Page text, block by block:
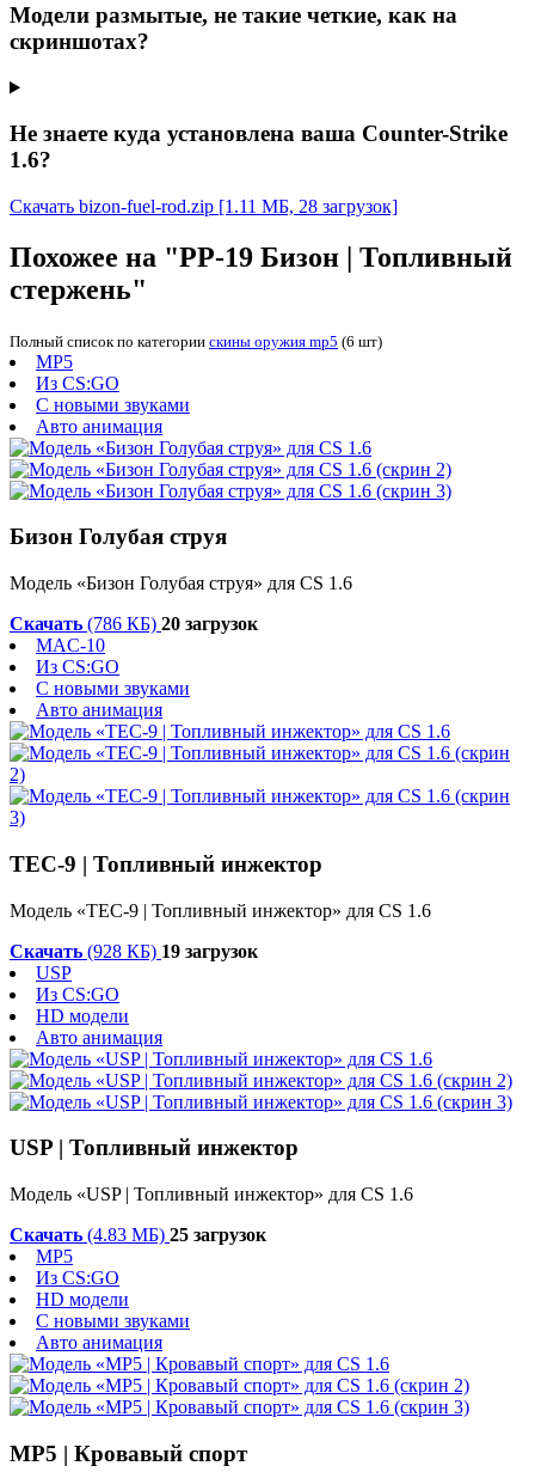
Модели размытые, не такие четкие, как на
скриншотах?
Не знаете куда установлена ваша Counter-Strike
1.6?
Скачать bizon-fuel-rod.zip [1.11 МБ, 28 загрузок]
Похожее на "PP-19 Бизон | Топливный
стержень"
Полный список по категории скины оружия mp5 (6 шт)
MP5
Из CS:GO
С новыми звуками
Авто анимация
Бизон Голубая струя
Модель «Бизон Голубая струя» для CS 1.6
Скачать (786 КБ) 20 загрузок
MAC-10
Из CS:GO
С новыми звуками
Авто анимация
TEC-9 | Топливный инжектор
Модель «TEC-9 | Топливный инжектор» для CS 1.6
Скачать (928 КБ) 19 загрузок
USP
Из CS:GO
HD модели
Авто анимация
USP | Топливный инжектор
Модель «USP | Топливный инжектор» для CS 1.6
Скачать (4.83 МБ) 25 загрузок
MP5
Из CS:GO
HD модели
С новыми звуками
Авто анимация
MP5 | Кровавый спорт